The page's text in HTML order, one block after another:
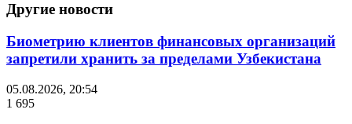
Другие новости
Биометрию клиентов финансовых организаций
запретили хранить за пределами Узбекистана
05.08.2026, 20:54
1 695